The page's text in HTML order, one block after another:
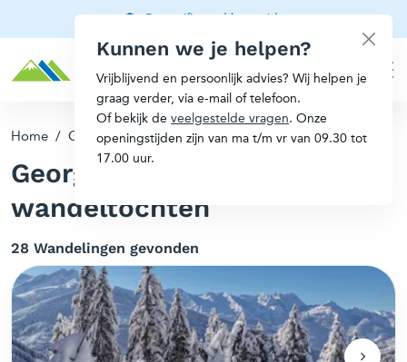
Kunnen we je helpen?
Vrijblijvend en persoonlijk advies? Wij helpen je
graag verder, via e-mail of telefoon.
Of bekijk de veelgestelde vragen. Onze
openingstijden zijn van ma t/m vr van 09.30 tot
17.00 uur.
Gecertificeerd berggids
Home / Georganiseerde wandeltochten
Georganiseerde
wandeltochten
28 Wandelingen gevonden